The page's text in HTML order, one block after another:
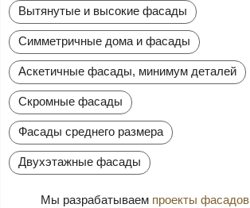
Вытянутые и высокие фасады
Симметричные дома и фасады
Аскетичные фасады, минимум деталей
Скромные фасады
Фасады среднего размера
Двухэтажные фасады
Мы разрабатываем проекты фасадов